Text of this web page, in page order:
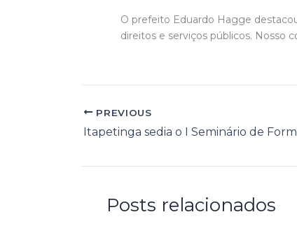
O prefeito Eduardo Hagge
direitos e serviços públicos. Nosso
PREVIOUS
Posts relacionados